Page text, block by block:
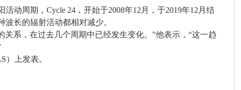
动周期，Cycle 24，开始于2008年12月，于2019年12月结
长的辐射活动都相对减少。
关系，在过去几个周期中已经发生变化。”他表示，“这一趋
）上发表。